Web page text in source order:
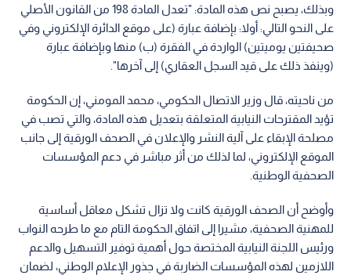
وبذلك، يصبح نص هذه المادة: "تعدل المادة 198 من القانون الأصلي
على النحو التالي: أولا: بإضافة عبارة (على موقع الدائرة الإلكتروني وفي
صحيفتين يوميتين) الواردة في الفقرة (ب) منها وبإضافة عبارة
(وينفذ ذلك على قيد السجل العقاري) إلى آخرها".
من ناحيته، قال وزير الاتصال الحكومي، محمد المومني، إن الحكومة
تؤيد المقترحات النيابية المتعلقة بتعديل هذه المادة، والتي تصب في
مصلحة الإبقاء على آلية النشر والإعلان في الصحف الورقية إلى جانب
الموقع الإلكتروني، لما لذلك من أثر مباشر في دعم المؤسسات
الصحفية الوطنية.
وأوضح أن الصحف الورقية كانت ولا تزال تشكل معاقل أساسية
للمهنية الصحفية، مشيرا إلى اتفاق الحكومة التام مع ما طرحه النواب
ورئيس اللجنة النيابية المختصة حول أهمية توفير التسهيل والدعم
اللازمين لهذه المؤسسات الضاربة في جذور الإعلام الوطني، لضمان